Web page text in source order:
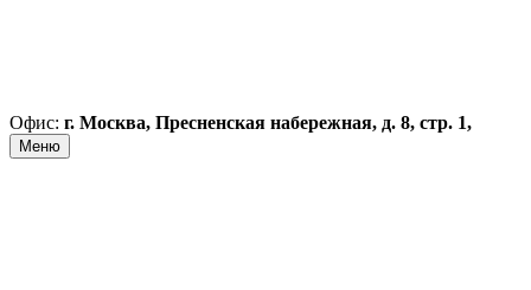
Офис: г. Москва, Пресненская набережная, д. 8, стр. 1,
Меню